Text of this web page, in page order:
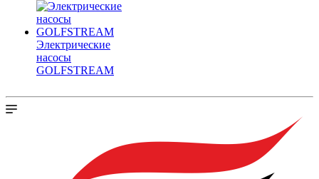
Электрические
насосы
GOLFSTREAM